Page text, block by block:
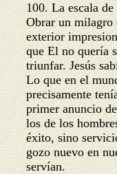
100. La escala
Obrar un milagro
exterior
que El no quería
triunfar. Jesús
Lo que en el
precisamente
primer anuncio
los de los
éxito, sino
gozo nuevo en
servían.